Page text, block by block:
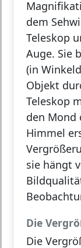
dem
Teleskop
Auge. Sie
(in
Objekt
Teleskop
den Mond
Himmel
sie hängt
Die
Die